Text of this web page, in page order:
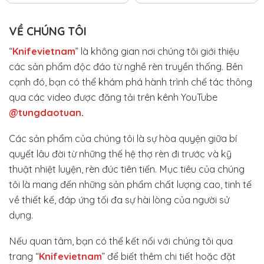
VỀ CHÚNG TÔI
“Knifevietnam” là không gian nơi chúng tôi giới thiệu
các sản phẩm độc đáo từ nghề rèn truyền thống. Bên
cạnh đó, bạn có thể khám phá hành trình chế tác thông
qua các video được đăng tải trên kênh YouTube
@tungdaotuan.
Các sản phẩm của chúng tôi là sự hòa quyện giữa bí
quyết lâu đời từ những thế hệ thợ rèn đi trước và kỹ
thuật nhiệt luyện, rèn đúc tiên tiến. Mục tiêu của chúng
tôi là mang đến những sản phẩm chất lượng cao, tinh tế
về thiết kế, đáp ứng tối đa sự hài lòng của người sử
dụng.
Nếu quan tâm, bạn có thể kết nối với chúng tôi qua
trang “Knifevietnam” để biết thêm chi tiết hoặc đặt